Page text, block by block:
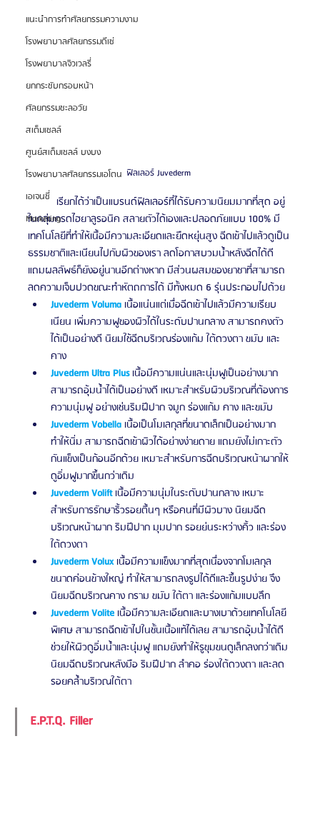
แนะนำการทำศัลยกรรมความงาม
โรงพยาบาลศัลยกรรมดีเซ่
โรงพยาบาลจิวเวลรี่
ยกกระชับกรอบหน้า
ศัลยกรรมชะลอวัย
สเต็มเซลล์
ศูนย์สเต็มเซลล์ บงบง
โรงพยาบาลศัลยกรรมเอโตน
เอเจนซี่
Marketing
ฟิลเลอร์ Juvederm
	เรียกได้ว่าเป็นแบรนด์ฟิลเลอร์ที่ได้รับความนิยมมากที่สุด อยู่
ในกลุ่มกรดไฮยาลูรอนิค สลายตัวได้เองและปลอดภัยแบบ 100% มี
เทคโนโลยีที่ทำให้เนื้อมีความละเอียดและยืดหยุ่นสูง ฉีดเข้าไปแล้วดูเป็น
ธรรมชาติและเนียนไปกับผิวของเรา ลดโอกาสบวมน้ำหลังฉีดได้ดี
แถมผลลัพธ์ก็ยังอยู่นานอีกต่างหาก มีส่วนผสมของยาชาที่สามารถ
ลดความเจ็บปวดขณะทำหัตถการได้ มีทั้งหมด 6 รุ่นประกอบไปด้วย
​Juvederm Voluma เนื้อแน่นแต่เมื่อฉีดเข้าไปแล้วมีความเรียบ
เนียน เพิ่มความฟูของผิวได้ในระดับปานกลาง สามารถคงตัว
ได้เป็นอย่างดี นิยมใช้ฉีดบริเวณร่องแก้ม ใต้ดวงตา ขมับ และ
คาง
Juvederm Ultra Plus เนื้อมีความแน่นและนุ่มฟูเป็นอย่างมาก
สามารถอุ้มน้ำได้เป็นอย่างดี เหมาะสำหรับผิวบริเวณที่ต้องการ
ความนุ่มฟู อย่างเช่นริมฝีปาก จมูก ร่องแก้ม คาง และขมับ
Juvederm Vobella เนื้อเป็นโมเลกุลที่ขนาดเล็กเป็นอย่างมาก
ทำให้นิ่ม สามารถฉีดเข้าผิวได้อย่างง่ายดาย แถมยังไม่เกาะตัว
กันแข็งเป็นก้อนอีกด้วย เหมาะสำหรับการฉีดบริเวณหน้าผากให้
ดูอิ่มฟูมากขึ้นกว่าเดิม
Juvederm Volift เนื้อมีความนุ่มในระดับปานกลาง เหมาะ
สำหรับการรักษาริ้วรอยตื้นๆ หรือคนที่มีผิวบาง นิยมฉีด
บริเวณหน้าผาก ริมฝีปาก มุมปาก รอยย่นระหว่างคิ้ว และร่อง
ใต้ดวงตา
Juvederm Volux เนื้อมีความแข็งมากที่สุดเนื่องจากโมเลกุล
ขนาดค่อนข้างใหญ่ ทำให้สามารถลงรูปได้ดีและขึ้นรูปง่าย จึง
นิยมฉีดบริเวณคาง กราม ขมับ ใต้ตา และร่องแก้มแบบลึก
​Juvederm Volite เนื้อมีความละเอียดและบางเบาด้วยเทคโนโลยี
พิเศษ สามารถฉีดเข้าไปในชั้นเนื้อแท้ได้เลย สามารถอุ้มน้ำได้ดี
ช่วยให้ผิวดูอิ่มน้ำและนุ่มฟู แถมยังทำให้รูขุมขนดูเล็กลงกว่าเดิม
นิยมฉีดบริเวณหลังมือ ริมฝีปาก ลำคอ ร่องใต้ดวงตา และลด
รอยคล้ำบริเวณใต้ตา
E.P.T.Q. Filler